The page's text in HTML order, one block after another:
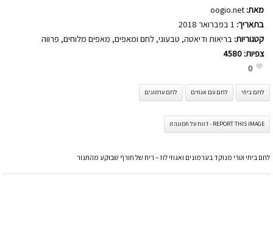
מאת: oogio.net
בתאריך:
קטגוריות: בריאות ודיאטה, טבעוני, לחם ומאפים, מאפים מלוחים, פרווה
צפיות: 4580
0
לחם ביתי לחם עם אגוזים לחם ערמונים
REPORT THIS IMAGE - דווח על תמונה זו
לחם ביתי וטרי מנוקד בערמונים ואגוזי לוז – ריח של חורף שבוקע מהתנור